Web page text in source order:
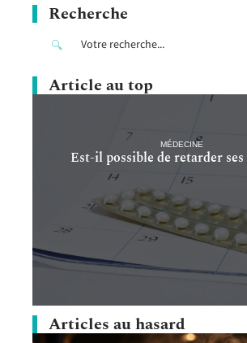
Recherche
Article au top
MÉDECINE
Est-il possible de retarder ses
Articles au hasard